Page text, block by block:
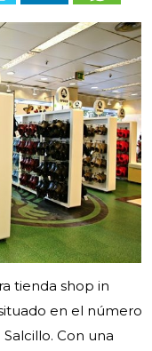
tienda shop in
en el número
Con una